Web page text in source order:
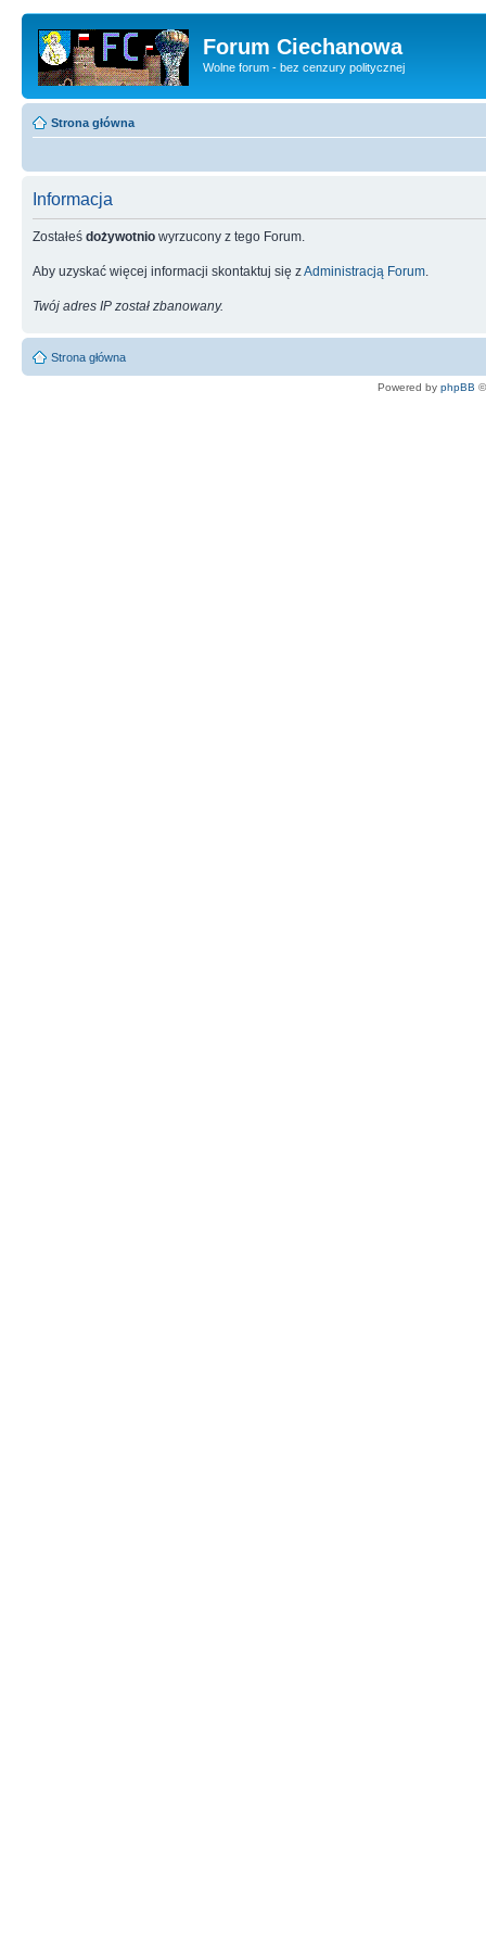
Forum Ciechanowa
Wolne forum - bez cenzury politycznej
Strona główna
Informacja
Zostałeś dożywotnio wyrzucony z tego Forum.
Aby uzyskać więcej informacji skontaktuj się zAdministracją Forum
Twój adres IP został zbanowany.
Strona główna
Powered by phpBB